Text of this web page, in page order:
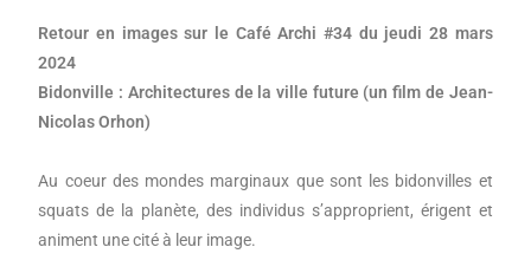
Retour en images sur le Café Archi #34 du jeudi 28 mars
2024
Bidonville : Architectures de la ville future (un film de Jean-
Nicolas Orhon)
Au coeur des mondes marginaux que sont les bidonvilles et
squats de la planète, des individus s’approprient, érigent et
animent une cité à leur image.